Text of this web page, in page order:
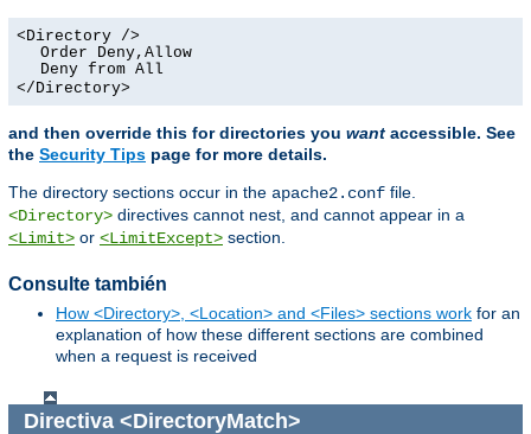
<Directory />
Order Deny,Allow
Deny from All
</Directory>
and then override this for directories you want accessible. See
the Security Tips page for more details.
The directory sections occur in the apache2.conf file.
<Directory> directives cannot nest, and cannot appear in a
<Limit> or <LimitExcept> section.
Consulte también
How <Directory>, <Location> and <Files> sections work for an
explanation of how these different sections are combined
when a request is received
Directiva <DirectoryMatch>